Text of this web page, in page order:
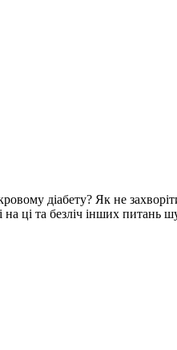
діабету? Як не
ці та безліч інших питань